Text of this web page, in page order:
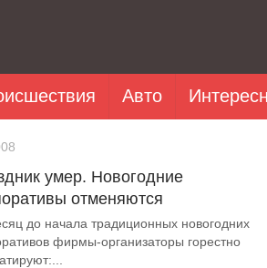
Авто
умер. Новогодние
отменяются
до начала традиционных новогодних
фирмы-организаторы горестно